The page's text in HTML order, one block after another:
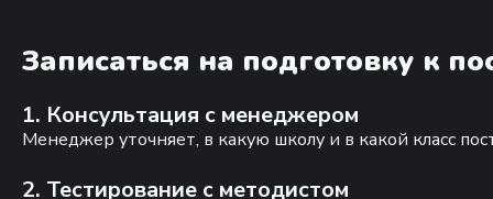
Записаться на подготовку к
1. Консультация с менеджером
Менеджер уточняет, в какую школу и в какой класс
2. Тестирование с методистом